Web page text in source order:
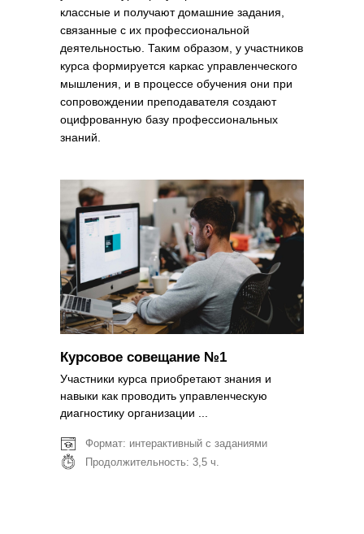
классные и получают домашние задания,
связанные с их профессиональной
деятельностью. Таким образом, у участников
курса формируется каркас управленческого
мышления, и в процессе обучения они при
сопровождении преподавателя создают
оцифрованную базу профессиональных
знаний.
Курсовое совещание №1
Участники курса приобретают знания и
навыки как проводить управленческую
диагностику организации ...
Формат: интерактивный с заданиями
Продолжительность: 3,5 ч.
Подробнее